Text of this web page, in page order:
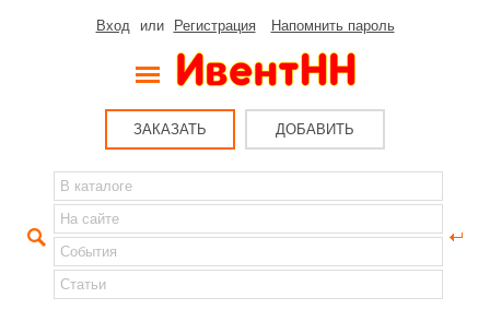
Вход или Регистрация Напомнить пароль
ЗАКАЗАТЬ ДОБАВИТЬ